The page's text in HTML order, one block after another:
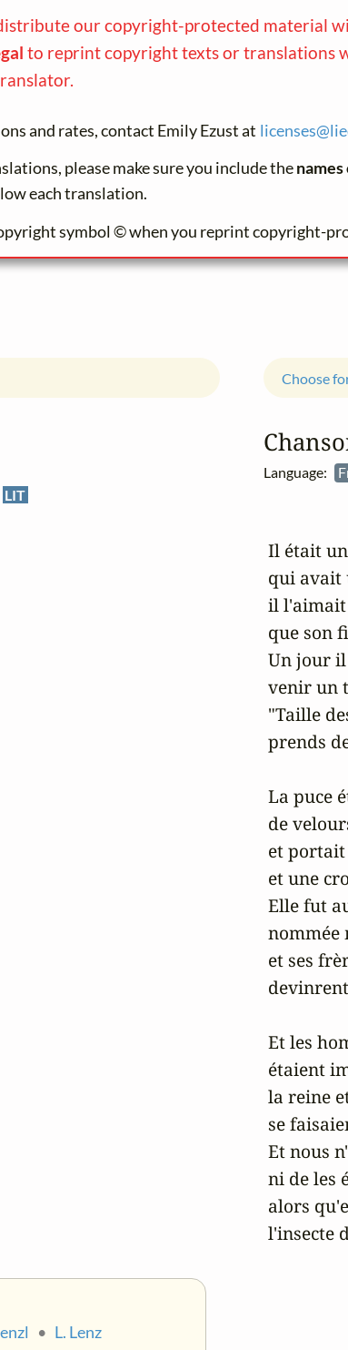
our copyright-protected material
to reprint copyright texts or translations
and rates, contact Emily Ezust at licenses@
please make sure you include the
each translation.
symbol © when you reprint copyright-
LIT
• L. Lenz
Language:
Choose
Il était
qui avait
il
que son
Un jour
venir un
"Taille
prends
La puce
de
et
et une
Elle fut
nommée
et ses
Et les
étaient
la reine
se
Et nous
ni de les
alors
l'insecte